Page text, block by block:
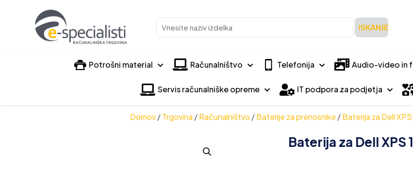
Vnesite
naziv
ISKANJE
Potrošni material Računalništvo Telefonija Audio-video in
Servis računalniške opreme IT podpora za podjetja
Domov / Trgovina / Računalništvo / Baterije za prenosnike / Baterija za Dell
Baterija za Dell XPS